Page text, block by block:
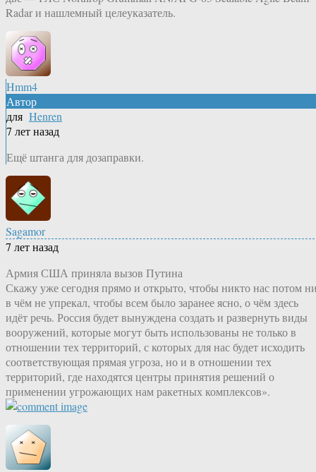
Radar и нашлемный целеуказатель.
Hmm4
Автор
для Henren
7 лет назад
Ещё штанга для дозаправки.
Sagamor
7 лет назад
Армия США приняла вызов Путина
Скажу уже сегодня прямо и открыто, чтобы никто нас потом
в чём не упрекал, чтобы всем было заранее ясно, о чём здесь
идёт речь. Россия будет вынуждена создать и развернуть виды
вооружений, которые могут быть использованы не только в
отношении тех территорий, с которых для нас будет исходить
соответствующая прямая угроза, но и в отношении тех
территорий, где находятся центры принятия решений о
применении угрожающих нам ракетных комплексов».